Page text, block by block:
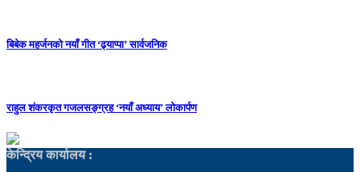
बिबेक महर्जनको नयाँ गीत ‘ढ्याप्पा’ सार्वजनिक
राहुल शंकरकृत गजलसङ्ग्रह ‘नयाँ अध्याय’ लोकार्पण
केन्द्रिय कार्यालय :